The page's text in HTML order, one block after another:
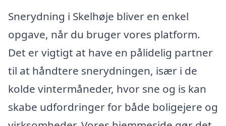
Snerydning i Skelhøje bliver en enkel
opgave, når du bruger vores platform.
Det er vigtigt at have en pålidelig partner
til at håndtere snerydningen, især i de
kolde vintermåneder, hvor sne og is kan
skabe udfordringer for både boligejere og